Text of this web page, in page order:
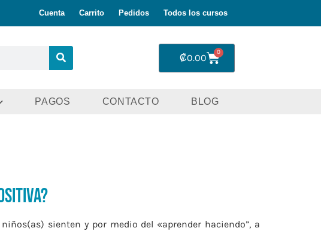
Cuenta Carrito Pedidos Todos los cursos
₡0.00 0
PAGOS CONTACTO BLOG
sienten y por medio del «aprender haciendo”, a